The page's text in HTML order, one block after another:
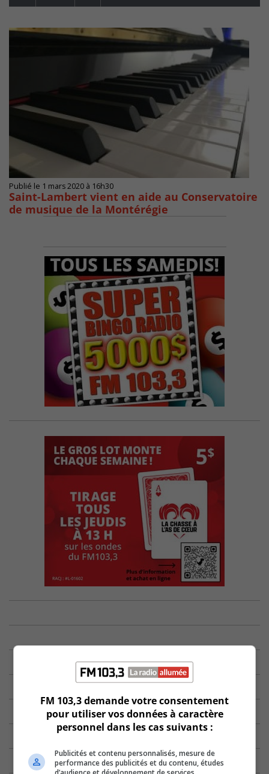
Publié le 1 mars 2020 à 16h30
Saint-Lambert vient en aide au Conservatoire
de musique de la Montérégie
FM 103,3 demande votre consentement
pour utiliser vos données à caractère
personnel dans les cas suivants :
Publicités et contenu personnalisés, mesure de
performance des publicités et du contenu, études